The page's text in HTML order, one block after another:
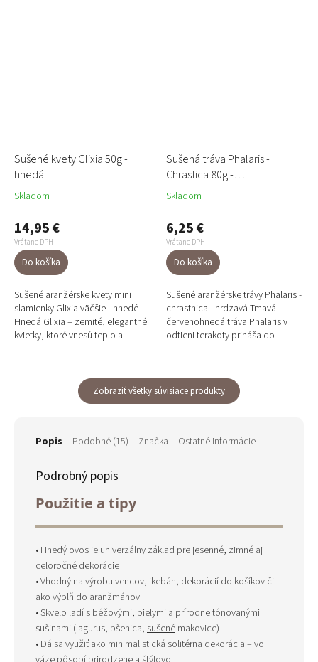
Sušené kvety Glixia 50g -
hnedá
Skladom
14,95 €
Vrátane DPH
Do košíka
Sušené aranžérske kvety mini
slamienky Glixia väčšie - hnedé
Hnedá Glixia – zemité, elegantné
kvietky, ktoré vnesú teplo a
Sušená tráva Phalaris -
Chrastica 80g -
červenohnedá
Skladom
6,25 €
Vrátane DPH
Do košíka
Sušené aranžérske trávy Phalaris -
chrastnica - hrdzavá Tmavá
červenohnedá tráva Phalaris v
odtieni terakoty prináša do
Zobraziť všetky súvisiace produkty
Popis Podobné (15) Značka Ostatné informácie
Podrobný popis
Použitie a tipy
• Hnedý ovos je univerzálny základ pre jesenné, zimné aj
celoročné dekorácie
• Vhodný na výrobu vencov, ikebán, dekorácií do košíkov či
ako výplň do aranžmánov
• Skvelo ladí s béžovými, bielymi a prírodne tónovanými
sušinami (lagurus, pšenica, sušené makovice)
• Dá sa využiť ako minimalistická solitérna dekorácia – vo